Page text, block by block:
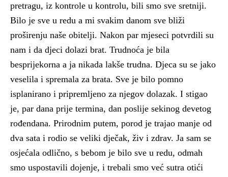
pretragu, iz kontrole u kontrolu, bili smo sve sretniji.
Bilo je sve u redu a mi svakim danom sve bliži
proširenju naše obitelji. Nakon par mjeseci potvrdili su
nam i da djeci dolazi brat. Trudnoća je bila
besprijekorna a ja nikada lakše trudna. Djeca su se jako
veselila i spremala za brata. Sve je bilo pomno
isplanirano i pripremljeno za njegov dolazak. I stigao
je, par dana prije termina, dan poslije sekinog devetog
rođendana. Prirodnim putem, porod je trajao manje od
dva sata i rodio se veliki dječak, živ i zdrav. Ja sam se
osjećala odlično, s bebom je bilo sve u redu, odmah
smo uspostavili dojenje, i trebali smo već sutra otići